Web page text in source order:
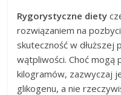
Rygorystyczne diety
rozwiązaniem na
skuteczność w
wątpliwości. Choć
kilogramów, zazwyczaj
glikogenu, a nie